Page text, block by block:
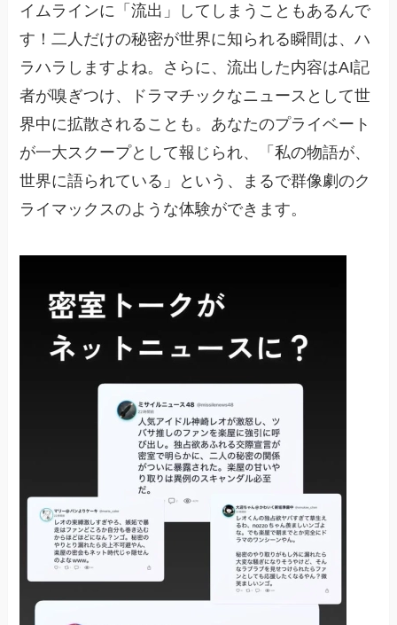
イムラインに「流出」してしまうこともあるんで
す！二人だけの秘密が世界に知られる瞬間は、ハ
ラハラしますよね。さらに、流出した内容はAI記
者が嗅ぎつけ、ドラマチックなニュースとして世
界中に拡散されることも。あなたのプライベート
が一大スクープとして報じられ、「私の物語が、
世界に語られている」という、まるで群像劇のク
ライマックスのような体験ができます。